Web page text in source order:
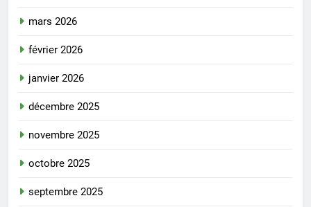
mars 2026
février 2026
janvier 2026
décembre 2025
novembre 2025
octobre 2025
septembre 2025